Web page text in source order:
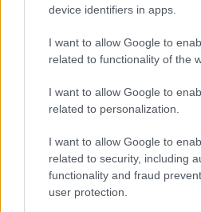
device identifiers in apps.
I want to allow Google to
related to functionality of the
I want to allow Google to
related to personalization.
I want to allow Google to
related to security, including
functionality and fraud
user protection.
Κόσμος|21.08.2024 17:21
Βοσνία: Τρεις νεκροί
σε σχολείο - Πρώην
δράστης
Δεν υπήρχαν μαθητές
στιγμή της επίθεσης